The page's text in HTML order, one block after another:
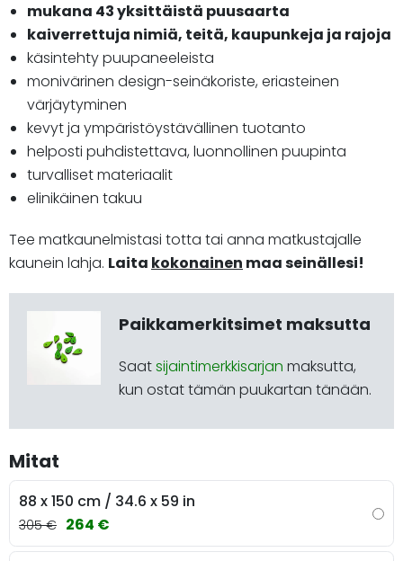
mukana 43 yksittäistä puusaarta
kaiverrettuja nimiä, teitä, kaupunkeja ja rajoja
käsintehty puupaneeleista
monivärinen design-seinäkoriste, eriasteinen
värjäytyminen
kevyt ja ympäristöystävällinen tuotanto
helposti puhdistettava, luonnollinen puupinta
turvalliset materiaalit
elinikäinen takuu
Tee matkaunelmistasi totta tai anna matkustajalle
kaunein lahja. Laita kokonainen maa seinällesi!
Paikkamerkitsimet maksutta
Saatsijaintimerkkisarjan maksutta,
kun ostat tämän puukartan tänään.
Mitat
88 x 150 cm / 34.6 x 59 in
305 € 264 €